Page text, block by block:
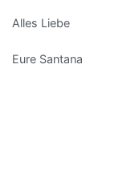
Alles Liebe
Eure Santana